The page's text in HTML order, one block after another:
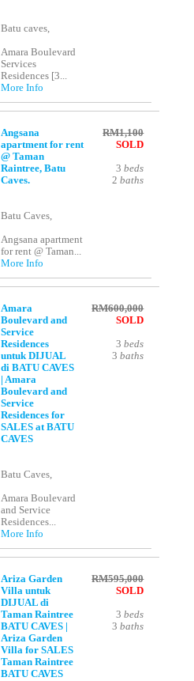
Batu caves,
Amara Boulevard
Services
Residences [3...
More Info
Angsana
apartment for rent
@ Taman
Raintree, Batu
Caves.
Batu Caves,
Angsana apartment
for rent @ Taman...
More Info
RM1,100
SOLD
3 beds
2 baths
Amara
Boulevard and
Service
Residences
untuk DIJUAL
di BATU CAVES
| Amara
Boulevard and
Service
Residences for
SALES at BATU
CAVES
Batu Caves,
Amara Boulevard
and Service
Residences...
More Info
RM600,000
SOLD
3 beds
3 baths
Ariza Garden
Villa untuk
DIJUAL di
Taman Raintree
BATU CAVES |
Ariza Garden
Villa for SALES
Taman Raintree
BATU CAVES
RM595,000
SOLD
3 beds
3 baths